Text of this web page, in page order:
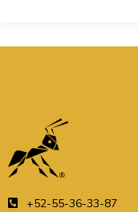
+52-55-36-33-87